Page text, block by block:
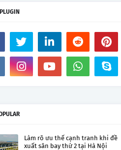
Làm rõ ưu thế cạnh tranh khi đề
xuất sân bay thứ 2 tại Hà Nội